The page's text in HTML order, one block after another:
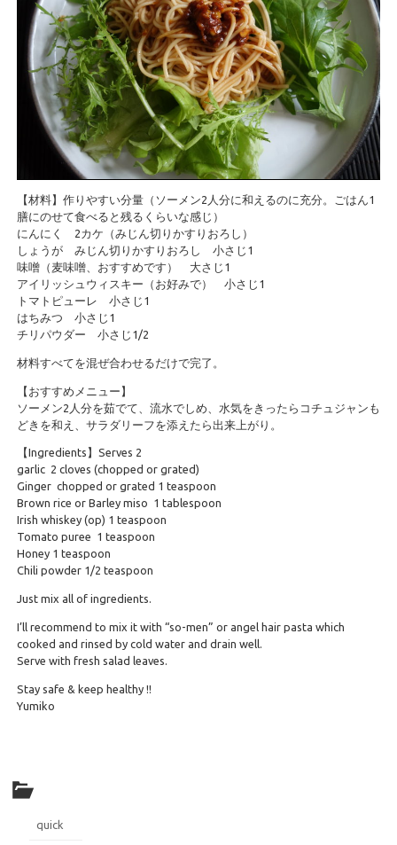
【材料】作りやすい分量（ソーメン2人分に和えるのに充分。ごはん1
膳にのせて食べると残るくらいな感じ）
にんにく 2カケ（みじん切りかすりおろし）
しょうが みじん切りかすりおろし 小さじ1
味噌（麦味噌、おすすめです） 大さじ1
アイリッシュウィスキー（お好みで） 小さじ1
トマトピューレ 小さじ1
はちみつ 小さじ1
チリパウダー 小さじ1/2
材料すべてを混ぜ合わせるだけで完了。
【おすすめメニュー】
ソーメン2人分を茹でて、流水でしめ、水気をきったらコチュジャンも
どきを和え、サラダリーフを添えたら出来上がり。
【Ingredients】Serves 2
garlic 2 cloves (chopped or grated)
Ginger chopped or grated 1 teaspoon
Brown rice or Barley miso 1 tablespoon
Irish whiskey (op) 1 teaspoon
Tomato puree 1 teaspoon
Honey 1 teaspoon
Chili powder 1/2 teaspoon
Just mix all of ingredients.
I’ll recommend to mix it with “so-men” or angel hair pasta which
cooked and rinsed by cold water and drain well.
Serve with fresh salad leaves.
Stay safe & keep healthy !!
Yumiko
quick